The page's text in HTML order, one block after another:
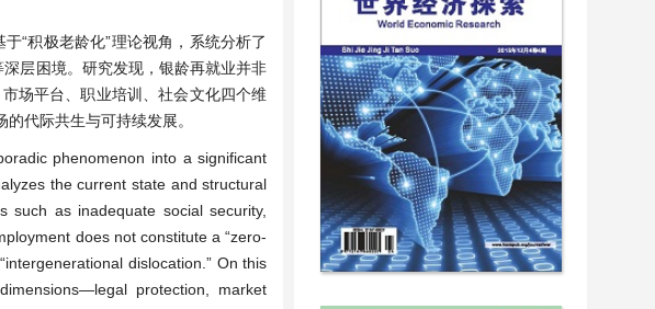
“积极老龄化”理论视角，系统分析了
层困境。研究发现，银龄再就业并非
场平台、职业培训、社会文化四个维
代际共生与可持续发展。
phenomenon into a significant
the current state and structural
such as inadequate social security,
does not constitute a “zero-
dislocation.” On this
protection, market